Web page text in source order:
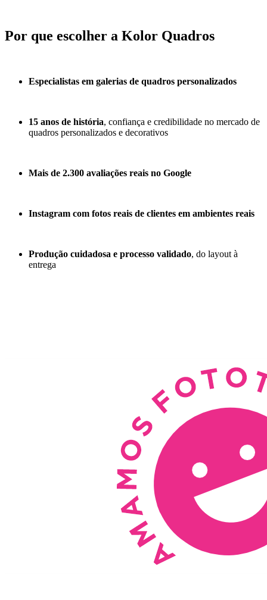
Por que escolher a Kolor Quadros
Especialistas em galerias de quadros personalizados
15 anos de história, confiança e credibilidade no mercado de
quadros personalizados e decorativos
Mais de 2.300 avaliações reais no Google
Instagram com fotos reais de clientes em ambientes reais
Produção cuidadosa e processo validado, do layout à
entrega